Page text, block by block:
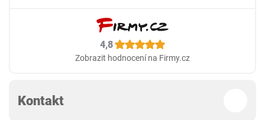
4,8
Zobrazit hodnocení na Firmy.cz
Kontakt